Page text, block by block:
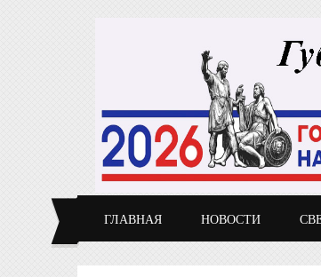
ГЛАВНАЯ НОВОСТИ